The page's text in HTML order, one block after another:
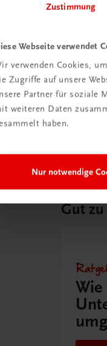
Zustimmung
Webseite verwendet
verwenden Cookies,
Zugriffe auf unsere
Partner für soziale
weiteren Daten
haben.
Nur notwendige
Gut